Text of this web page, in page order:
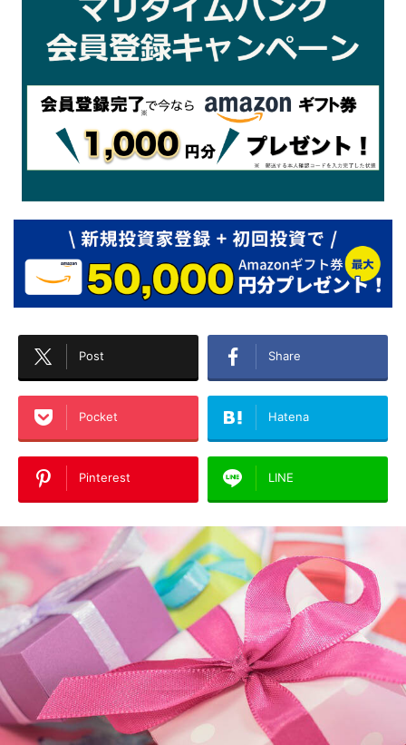
Post Share
Pocket Hatena
Pinterest LINE